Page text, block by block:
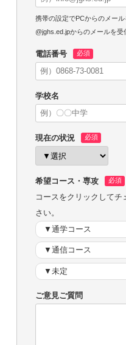
携帯の設定でPCからのメール
@jghs.ed.jpからのメールを受
電話番号
学校名
現在の状況
希望コース・専攻
コースをクリックして
さい。
▼通学コース
▼通信コース
▼未定
ご意見ご質問